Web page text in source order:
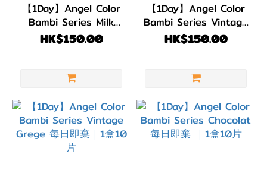
【1Day】Angel Color
Bambi Series Milk
Beige 每日即棄｜1盒
10片
HK$150.00
【1Day】Angel Color
Bambi Series Vintage
Gray 每日即棄 ｜1盒
10片
HK$150.00